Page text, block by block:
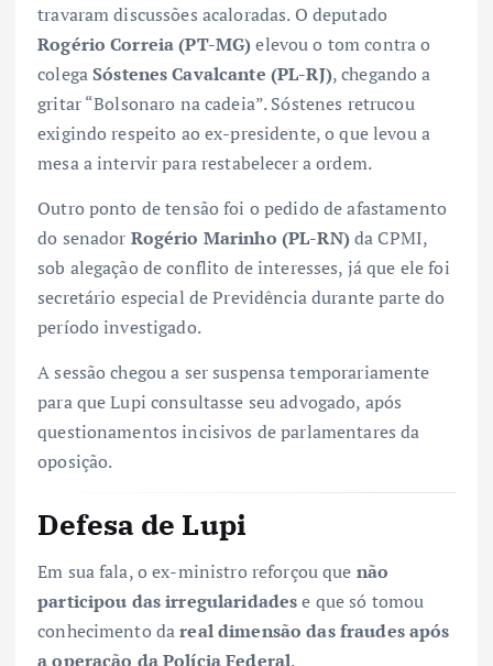
travaram discussões acaloradas. O deputado
Rogério Correia (PT-MG)elevou o tom contra o
colegaSóstenes Cavalcante (PL-RJ), chegando a
gritar “Bolsonaro na cadeia”. Sóstenes retrucou
exigindo respeito ao ex-presidente, o que levou a
mesa a intervir para restabelecer a ordem.
Outro ponto de tensão foi o pedido de afastamento
do senador Rogério Marinho (PL-RN)da CPMI,
sob alegação de conflito de interesses, já que ele foi
secretário especial de Previdência durante parte do
período investigado.
A sessão chegou a ser suspensa temporariamente
para que Lupi consultasse seu advogado, após
questionamentos incisivos de parlamentares da
oposição.
Defesa de Lupi
Em sua fala, o ex-ministro reforçou que não
participou das irregularidadese que só tomou
conhecimento dareal dimensão das fraudes após
a operação da Polícia Federal.